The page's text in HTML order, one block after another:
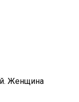
Женщина